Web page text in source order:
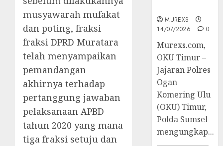
musyawarah mufakat
dan poting, fraksi
fraksi DPRD Muratara
telah menyampaikan
pemandangan
akhirnya terhadap
pertanggung jawaban
pelaksanaan APBD
tahun 2020 yang mana
tiga fraksi setuju dan
MUREXS
14/07/2026
0
Murexs.com,
OKU Timur –
Jajaran Polres
Ogan
Komering Ulu
(OKU) Timur,
Polda Sumsel
mengungkap...